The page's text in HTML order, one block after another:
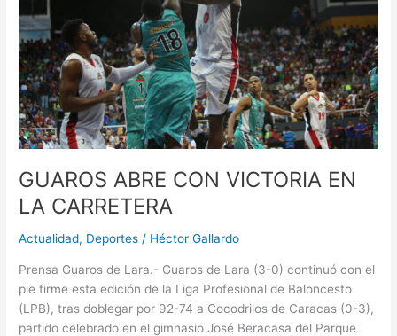
GUAROS ABRE CON VICTORIA EN
LA CARRETERA
Actualidad, Deportes / Héctor Gallardo
Prensa Guaros de Lara.- Guaros de Lara (3-0) continuó con el
pie firme esta edición de la Liga Profesional de Baloncesto
(LPB), tras doblegar por 92-74 a Cocodrilos de Caracas (0-3),
partido celebrado en el gimnasio José Beracasa del Parque
LA
CARRETERA